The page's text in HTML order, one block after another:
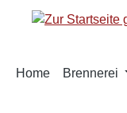
Zur
Home Brennerei